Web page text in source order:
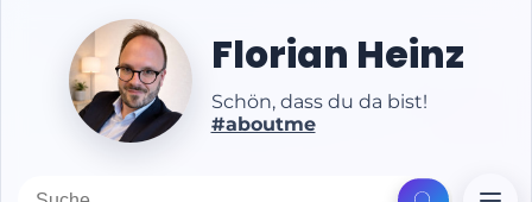
Florian Heinz
Schön, dass du da bist!
#aboutme